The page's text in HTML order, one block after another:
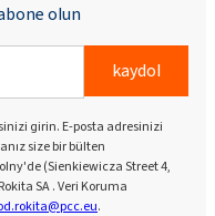
olun
kaydol
girin. E-posta adresinizi
size bir bülten
(Sienkiewicza Street 4,
SA . Veri Koruma
.